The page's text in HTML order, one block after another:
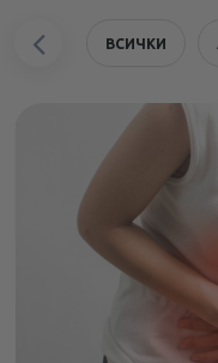
ВСИЧКИ
Предишен